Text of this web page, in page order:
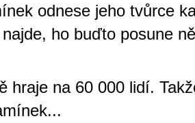
odnese jeho tvůrce
ho buďto posune
hraje na 60 000 lidí.